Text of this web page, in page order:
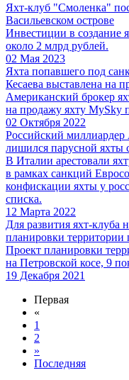
Яхт-клуб "Смоленка"
Васильевском острове
Инвестиции в создание
около 2 млрд рублей.
02 Мая 2023
Яхта попавшего под
Кесаева выставлена на
Американский брокер
на продажу яхту MySky
02 Октября 2022
Российский
лишился парусной яхты
В Италии арестовали
в рамках санкций
конфискации яхты у
списка.
12 Марта 2022
Для развития яхт-клуба
планировки
Проект планировки
на Петровской косе, 9
19 Декабря 2021
Первая
«
1
2
»
Последняя